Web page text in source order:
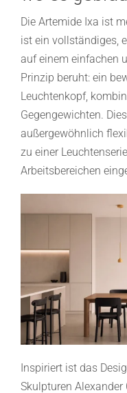
Die Artemide Ixa ist
ist ein vollständiges,
auf einem einfachen
Prinzip beruht: ein
Leuchtenkopf,
Gegengewichten.
außergewöhnlich
zu einer
Arbeitsbereichen
Inspiriert ist das
Skulpturen Alexander